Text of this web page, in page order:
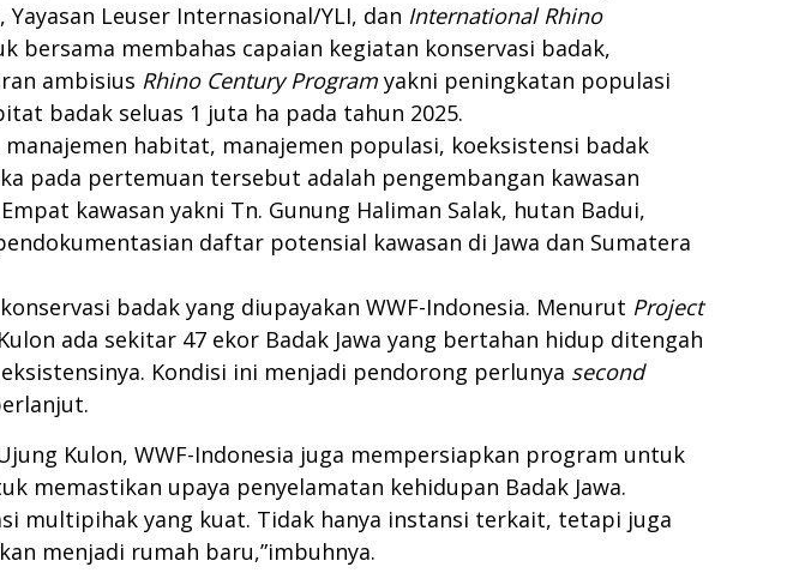
Yayasan Leuser Internasional/YLI, dan International Rhino
membahas capaian kegiatan konservasi badak,
ambisius Rhino Century Program yakni peningkatan populasi
badak seluas 1 juta ha pada tahun 2025.
habitat, manajemen populasi, koeksistensi badak
pada pertemuan tersebut adalah pengembangan kawasan
kawasan yakni Tn. Gunung Haliman Salak, hutan Badui,
daftar potensial kawasan di Jawa dan Sumatera
badak yang diupayakan WWF-Indonesia. Menurut Project
ada sekitar 47 ekor Badak Jawa yang bertahan hidup ditengah
Kondisi ini menjadi pendorong perlunya second
Kulon, WWF-Indonesia juga mempersiapkan program untuk
memastikan upaya penyelamatan kehidupan Badak Jawa.
multipihak yang kuat. Tidak hanya instansi terkait, tetapi juga
menjadi rumah baru,”imbuhnya.